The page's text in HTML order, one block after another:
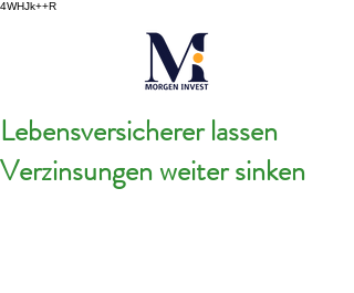
4WHJk++R
Lebensversicherer lassen
Verzinsungen weiter sinken